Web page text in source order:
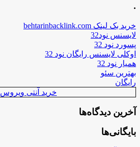
.
خرید بک لینک behtarinbacklink.com
لایسنس نود32
پسورد نود 32
اوکلی لایسنس رایگان نود 32
همیار نود 32
بهترین سئو
رایگان
خرید آنتی ویروس
آخرین دیدگاه‌ها
بایگانی‌ها